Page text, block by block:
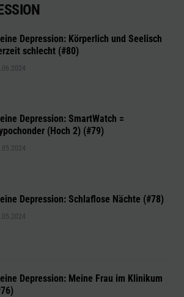
Depression: Körperlich und Seelisch
schlecht (#80)
Depression: SmartWatch =
(Hoch 2) (#79)
Depression: Schlaflose Nächte (#78)
Depression: Meine Frau im Klinikum